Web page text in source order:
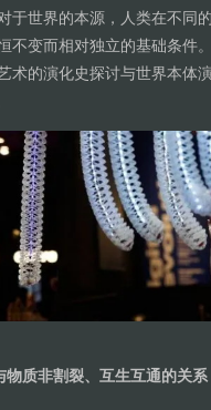
于世界的本源，人类在不同
不变而相对独立的基础条件
术的演化史探讨与世界本体
物质非割裂、互生互通的关系